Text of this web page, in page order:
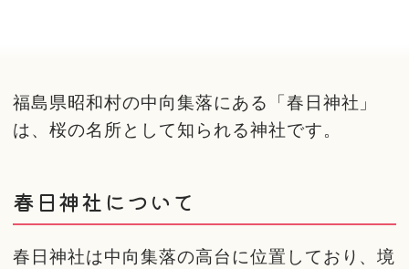
福島県昭和村の中向集落にある「春日神社」
は、桜の名所として知られる神社です。
春日神社について
春日神社は中向集落の高台に位置しており、境